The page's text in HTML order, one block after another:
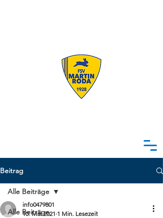
Beitrag
Alle Beiträge
Alle Beiträge
info0479801
10. Mai 2021 1 Min. Lesezeit